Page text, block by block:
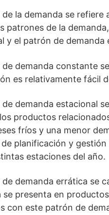
la demanda se
patrones de la
y el patrón de demanda
de demanda constante
es relativamente fácil
de demanda estacional
productos
fríos y una menor
planificación y
estaciones del año.
de demanda errática se
se presenta en
con este patrón de